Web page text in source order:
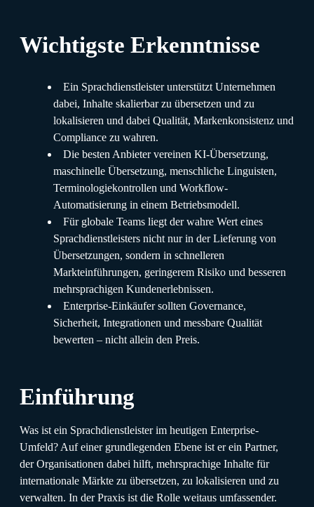
Wichtigste Erkenntnisse
Ein Sprachdienstleister unterstützt Unternehmen
dabei, Inhalte skalierbar zu übersetzen und zu
lokalisieren und dabei Qualität, Markenkonsistenz und
Compliance zu wahren.
Die besten Anbieter vereinen KI-Übersetzung,
maschinelle Übersetzung, menschliche Linguisten,
Terminologiekontrollen und Workflow-
Automatisierung in einem Betriebsmodell.
Für globale Teams liegt der wahre Wert eines
Sprachdienstleisters nicht nur in der Lieferung von
Übersetzungen, sondern in schnelleren
Markteinführungen, geringerem Risiko und besseren
mehrsprachigen Kundenerlebnissen.
Enterprise-Einkäufer sollten Governance,
Sicherheit, Integrationen und messbare Qualität
bewerten – nicht allein den Preis.
Einführung
Was ist ein Sprachdienstleister im heutigen Enterprise-
Umfeld? Auf einer grundlegenden Ebene ist er ein Partner,
der Organisationen dabei hilft, mehrsprachige Inhalte für
internationale Märkte zu übersetzen, zu lokalisieren und zu
verwalten. In der Praxis ist die Rolle weitaus umfassender.